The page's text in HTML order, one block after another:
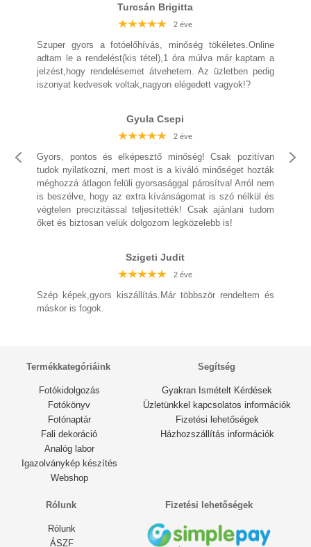
Turcsán Brigitta
2 éve
Szuper gyors a fotóelőhívás, minőség tökéletes.Online
adtam le a rendelést(kis tétel),1 óra múlva már kaptam a
jelzést,hogy rendelésemet átvehetem. Az üzletben pedig
iszonyat kedvesek voltak,nagyon elégedett vagyok!?
Gyula Csepi
2 éve
Gyors, pontos és elképesztő minőség! Csak pozitívan
tudok nyilatkozni, mert most is a kiváló minőséget hozták
méghozzá átlagon felüli gyorsasággal párosítva! Arról nem
is beszélve, hogy az extra kívánságomat is szó nélkül és
végtelen precizitással teljesítették! Csak ajánlani tudom
őket és biztosan velük dolgozom legközelebb is!
Szigeti Judit
2 éve
Szép képek,gyors kiszállítás.Már többször rendeltem és
máskor is fogok.
2 éve
2 éve
2 éve
2 éve
2 éve
2 éve
2 éve
2 éve
2 éve
2 éve
2 éve
2 éve
2 éve
Termékkategóriáink
Fotókidolgozás
Fotókönyv
Fotónaptár
Fali dekoráció
Analóg labor
Igazolványkép készítés
Webshop
Segítség
Gyakran Ismételt Kérdések
Üzletünkkel kapcsolatos információk
Fizetési lehetőségek
Házhozszállítás információk
Rólunk
Rólunk
ÁSZF
Fizetési lehetőségek